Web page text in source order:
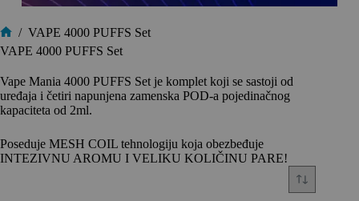
/ VAPE 4000 PUFFS Set
VAPE 4000 PUFFS Set
Vape Mania 4000 PUFFS Set je komplet koji se sastoji od
uređaja i četiri napunjena zamenska POD-a pojedinačnog
kapaciteta od 2ml.
Poseduje MESH COIL tehnologiju koja obezbeđuje
INTEZIVNU AROMU I VELIKU KOLIČINU PARE!